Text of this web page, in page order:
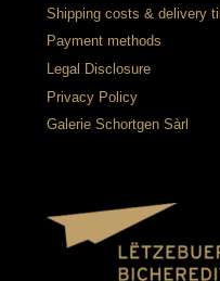
Shipping costs & delivery
Payment methods
Legal Disclosure
Privacy Policy
Galerie Schortgen Sàrl